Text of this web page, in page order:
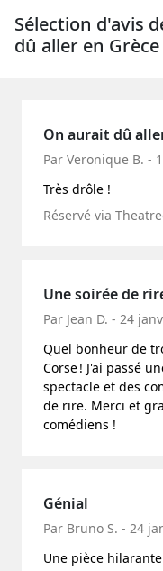
Sélection d'avis
dû aller en Grèce
On aurait dû
Par Veronique B. -
Très drôle !
Réservé via
Une soirée de
Par Jean D. - 24
Quel bonheur de
Corse ! J'ai passé
spectacle et des
de rire. Merci et
comédiens !
Génial
Par Bruno S. - 24
Une pièce